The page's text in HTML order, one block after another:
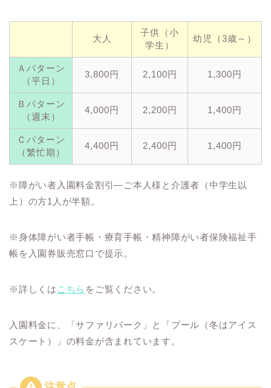
大人
子供（小
学生）
幼児（3歳～）
Ａパターン
（平日）
3,800円 2,100円 1,300円
Ｂパターン
（週末）
4,000円 2,200円 1,400円
Ｃパターン
（繁忙期）
4,400円 2,400円 1,400円
※障がい者入園料金割引―ご本人様と介護者（中学生以
上）の方1人が半額。
※身体障がい者手帳・療育手帳・精神障がい者保険福祉手
帳を入園券販売窓口で提示。
※詳しくは こちら をご覧ください。
入園料金に、「サファリパーク」と「プール（冬はアイス
スケート）」の料金が含まれています。